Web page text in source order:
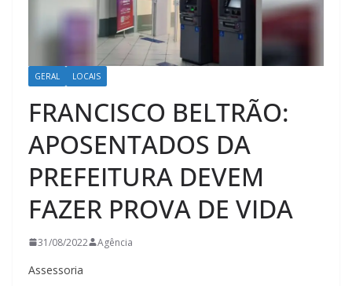
GERAL LOCAIS
FRANCISCO BELTRÃO:
APOSENTADOS DA
PREFEITURA DEVEM
FAZER PROVA DE VIDA
31/08/2022 Agência
Assessoria